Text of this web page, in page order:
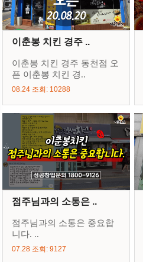
이춘봉 치킨 경주 ..
이춘봉 치킨 경주 동천점 오
픈 이춘봉 치킨 경..
08.24 조회: 10288
점주님과의 소통은 ..
점주님과의 소통은 중요합
니다. ..
07.28 조회: 9127